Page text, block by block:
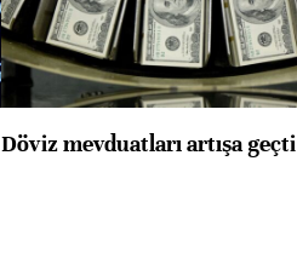
Döviz mevduatları artışa geçti